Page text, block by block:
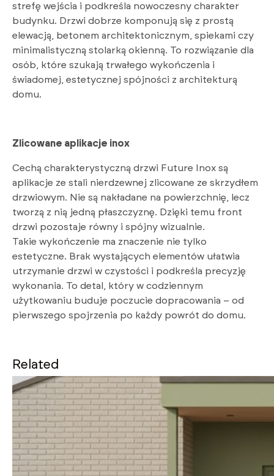
strefę wejścia i podkreśla nowoczesny charakter
budynku. Drzwi dobrze komponują się z prostą
elewacją, betonem architektonicznym, spiekami czy
minimalistyczną stolarką okienną. To rozwiązanie dla
osób, które szukają trwałego wykończenia i
świadomej, estetycznej spójności z architekturą
domu.
Zlicowane aplikacje inox
Cechą charakterystyczną drzwi Future Inox są
aplikacje ze stali nierdzewnej zlicowane ze skrzydłem
drzwiowym. Nie są nakładane na powierzchnię, lecz
tworzą z nią jedną płaszczyznę. Dzięki temu front
drzwi pozostaje równy i spójny wizualnie.
Takie wykończenie ma znaczenie nie tylko
estetyczne. Brak wystających elementów ułatwia
utrzymanie drzwi w czystości i podkreśla precyzję
wykonania. To detal, który w codziennym
użytkowaniu buduje poczucie dopracowania – od
pierwszego spojrzenia po każdy powrót do domu.
Related